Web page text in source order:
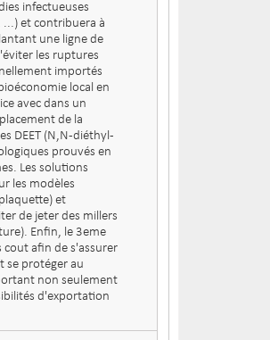
infectueuses
...) et contribuera à
une ligne de
les ruptures
importés
local en
avec dans un
de la
DEET (N,N-diéthyl-
prouvés en
Les solutions
les modèles
et
de jeter des millers
Enfin, le 3eme
afin de s'assurer
se protéger au
non seulement
d'exportation